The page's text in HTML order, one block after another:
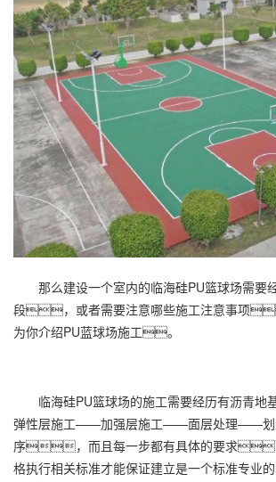
那么建设一个室内的临海硅PU篮球场需要
段，或者需要注意哪些施工注意事项
为你介绍PU蓝球场施工。
临海硅PU篮球场的施工需要经历有沥青
弹性层施工——加强层施工——面层处理——划
序，而且每一步都有具体的要求
格执行相关标准才能保证建立是一个标准专业